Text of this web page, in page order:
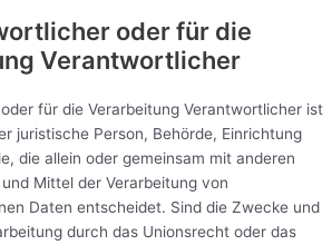
oder für die
Verantwortlicher
für die Verarbeitung Verantwortlicher ist
juristische Person, Behörde, Einrichtung
die allein oder gemeinsam mit anderen
Mittel der Verarbeitung von
Daten entscheidet. Sind die Zwecke und
durch das Unionsrecht oder das